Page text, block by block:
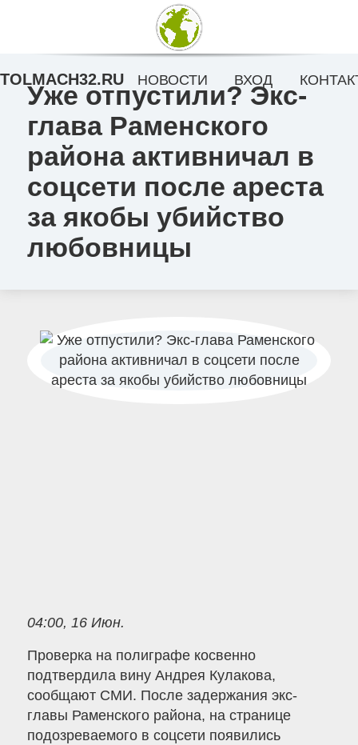
Уже отпустили? Экс-
глава Раменского
района активничал в
соцсети после ареста
за якобы убийство
любовницы
04:00, 16 Июн.
Проверка на полиграфе косвенно
подтвердила вину Андрея Кулакова,
сообщают СМИ. После задержания экс-
главы Раменского района, на странице
подозреваемого в соцсети появились
TOLMACH32.RU НОВОСТИ ВХОД